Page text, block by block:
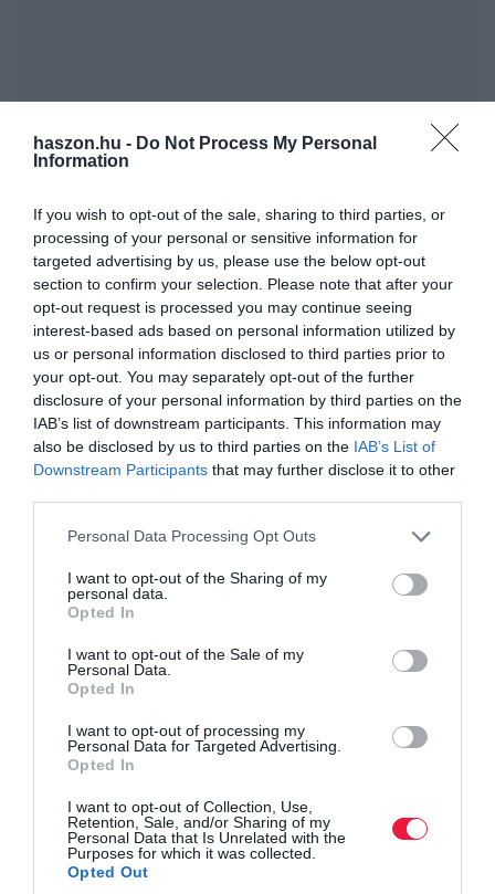
haszon.hu - Do Not Process My Personal
Information
If you wish to opt-out of the sale, sharing to third parties, or
processing of your personal or sensitive information for
targeted advertising by us, please use the below opt-out
section to confirm your selection. Please note that after your
opt-out request is processed you may continue seeing
interest-based ads based on personal information utilized by
us or personal information disclosed to third parties prior to
your opt-out. You may separately opt-out of the further
disclosure of your personal information by third parties on the
IAB’s list of downstream participants. This information may
also be disclosed by us to third parties on the IAB’s List of
Downstream Participants that may further disclose it to other
Please note that this website/app uses one or more Google
not limited to your visit or usage behaviour. You may click to
grant or deny consent to Google and its third-party tags to
use your data for below specified purposes in below Google
consent section.
Personal Data Processing Opt Outs
I want to opt-out of the Sharing of my
personal data.
Opted In
I want to opt-out of the Sale of my
Personal Data.
Opted In
I want to opt-out of processing my
Personal Data for Targeted Advertising.
Opted In
I want to opt-out of Collection, Use,
Retention, Sale, and/or Sharing of my
Personal Data that Is Unrelated with the
Purposes for which it was collected.
Opted Out
Kevesebb locsolás, egészségesebb
növények: így védi a talajt a takarás
miatt felértékelődött a talajtakarás szerepe a kertekben. A
megfelelő mulcs nemcsak csökkenti a párolgást és megőrzi a
IDŐJÁRÁS